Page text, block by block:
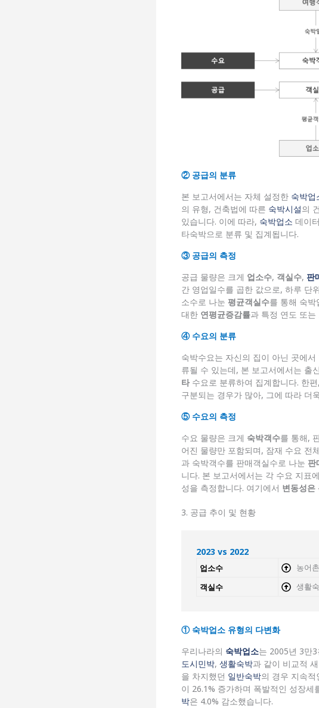
② 공급의 분류
본 보고서에서는 자체 설정한 숙박업
의 유형, 건축법에 따른 숙박시설의
있습니다. 이에 따라, 숙박업소 데이
타숙박으로 분류 및 집계됩니다.
③ 공급의 측정
공급 물량은 크게 업소수, 객실수, 판
간 영업일수를 곱한 값으로, 하루 단
소수로 나눈 평균객실수를 통해 숙
대한 연평균증감률과 특정 연도 또는
④ 수요의 분류
숙박수요는 자신의 집이 아닌 곳에
류될 수 있는데, 본 보고서에서는 출
타 수요로 분류하여 집계합니다. 한
구분되는 경우가 많아, 그에 따라 더
⑤ 수요의 측정
수요 물량은 크게 숙박객수를 통해,
어진 물량만 포함되며, 잠재 수요 전
과 숙박객수를 판매객실수로 나눈 판
니다. 본 보고서에서는 각 수요 지표
성을 측정합니다. 여기에서 변동성은
3. 공급 추이 및 현황
2023 vs 2022
업소수 농어
객실수
생활
① 숙박업소 유형의 다변화
우리나라의 숙박업소는 2005년 3만
도시민박, 생활숙박과 같이 비교적
을 차지했던 일반숙박의 경우 지속
이 26.1% 증가하며 폭발적인 성장세
박은 4.0% 감소했습니다.